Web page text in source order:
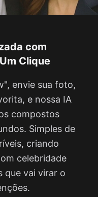
com
Clique
envie sua foto,
e nossa IA
compostos
Simples de
criando
celebridade
que vai virar o